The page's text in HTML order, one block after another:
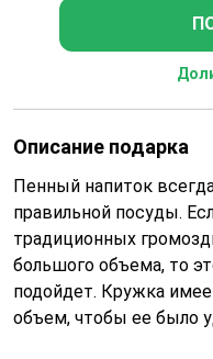
Описание подарка
Пенный напиток
правильной посуды.
традиционных
большого объема, то
подойдет. Кружка
объем, чтобы ее было